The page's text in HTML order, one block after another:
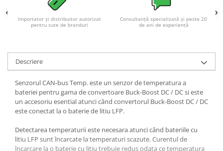
Acumulatori Moto, ATV
GEL
SLA AGM (Sealed Lead Acid)
Deep Cycle - Tractiune/Semi-
Tractiune
Marine & Caravan
APC
Pachete acumulatori VRLA
Sisteme de management (BMS)
Importator și distribuitor autorizat
pentru sute de branduri
Consultanță specializată și peste 20
de ani de experiență
Descriere
Senzorul CAN-bus Temp. este un senzor de temperatura a
bateriei pentru gama de convertoare Buck-Boost DC / DC si este
un accesoriu esential atunci când convertorul Buck-Boost DC / DC
este conectat la o baterie de litiu LFP.
Detectarea temperaturii este necesara atunci când bateriile cu
litiu LFP sunt încarcate la temperaturi scazute. Curentul de
încarcare la o baterie cu litiu trebuie redus odata ce temperatura